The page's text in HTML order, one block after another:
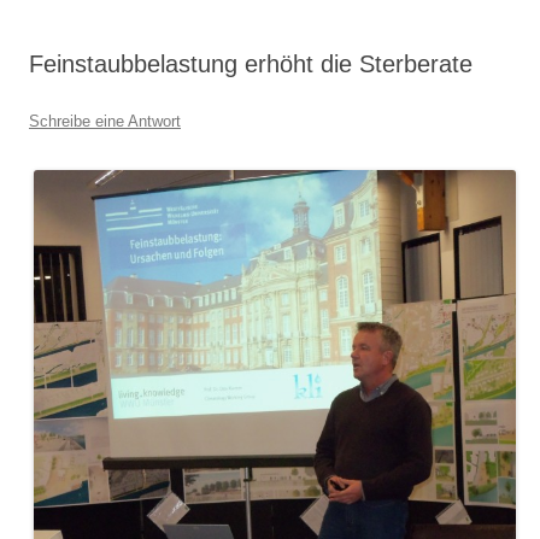
Feinstaubbelastung erhöht die Sterberate
Schreibe eine Antwort